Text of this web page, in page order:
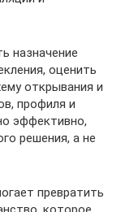
назначение
оценить
открывания и
профиля и
эффективно,
решения, а не
превратить